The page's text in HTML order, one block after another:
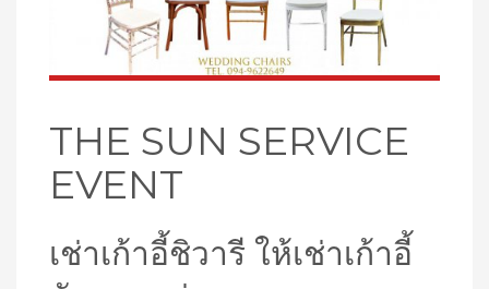
THE SUN SERVICE
EVENT
เช่าเก้าอี้ชิวารี ให้เช่าเก้าอี้